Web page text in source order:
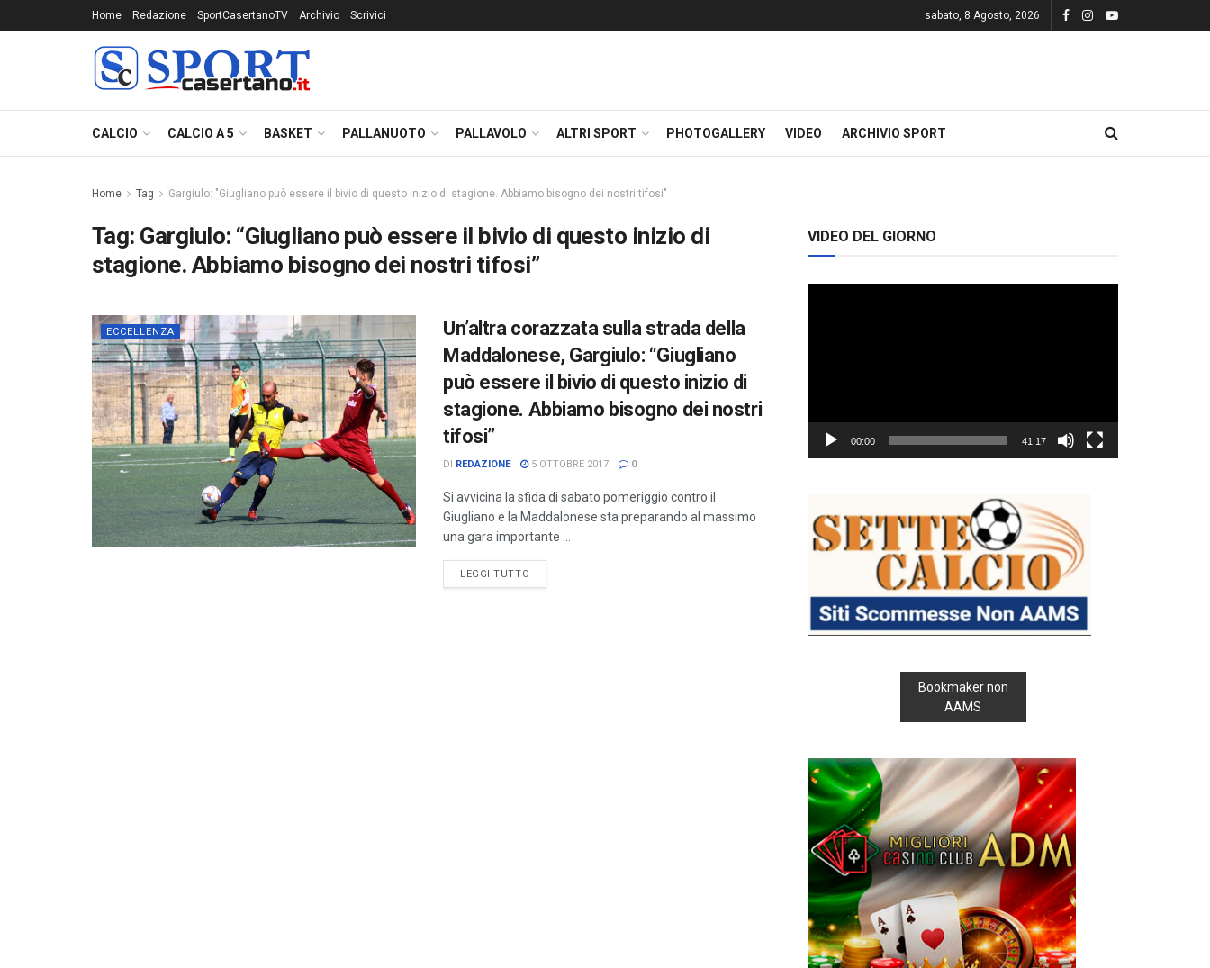
Home Redazione SportCasertanoTV Archivio Scrivici sabato, 8 Agosto, 2026
CALCIO CALCIO A 5 BASKET PALLANUOTO PALLAVOLO ALTRI SPORT PHOTOGALLERY VIDEO ARCHIVIO SPORT
Home Tag Gargiulo: "Giugliano può essere il bivio di questo inizio di stagione. Abbiamo bisogno dei nostri tifosi"
Tag: Gargiulo: “Giugliano può essere il bivio di questo inizio di
stagione. Abbiamo bisogno dei nostri tifosi”
ECCELLENZA
Un’altra corazzata sulla strada della
Maddalonese, Gargiulo: “Giugliano
può essere il bivio di questo inizio di
stagione. Abbiamo bisogno dei nostri
tifosi”
DI REDAZIONE 5 OTTOBRE 2017 0
Si avvicina la sfida di sabato pomeriggio contro il
Giugliano e la Maddalonese sta preparando al massimo
una gara importante ...
LEGGI TUTTO
VIDEO DEL GIORNO
00:00 41:17
Bookmaker non
AAMS